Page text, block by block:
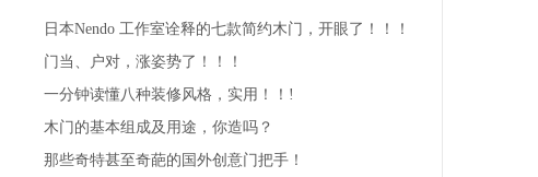
浙江舒福家门业有限公司
浙江王牌门业有限公司
浙江亿美达门业有限公司
浙江开洋门业有限公司
浙江百家万安门业有限公司
日本Nendo 工作室诠释的七款简约木门，开眼了！！！
门当、户对，涨姿势了！！！
一分钟读懂八种装修风格，实用！！!
木门的基本组成及用途，你造吗？
那些奇特甚至奇葩的国外创意门把手！